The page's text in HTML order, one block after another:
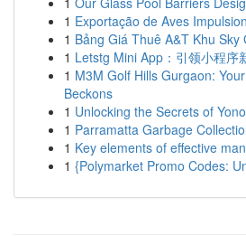
1 Exportação de Aves
1 Bảng Giá Thuê A&T Khu
1 Letstg Mini App：引领小程序
1 M3M Golf Hills Gurgaon:
Beckons
1 Unlocking the Secrets of
1 Parramatta Garbage
1 Key elements of effective
1 {Polymarket Promo Codes: